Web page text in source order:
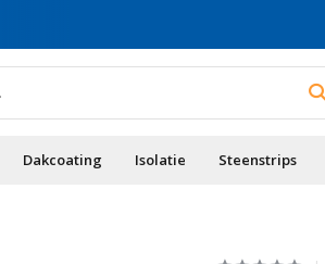
Dakcoating Isolatie Steenstrips